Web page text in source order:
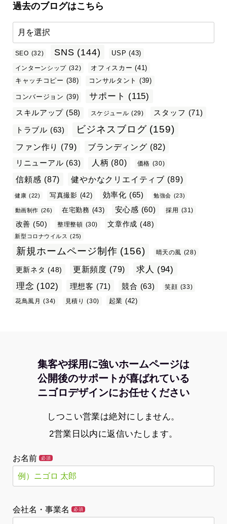
過去のブログはこちら
SEO (32) SNS (144) USP (43)
インターンシップ (32) オフィスカー (41)
キャッチコピー (38) コンサルタント (39)
コンバージョン (39) サポート (115)
スキルアップ (58) スケジュール (29) スタッフ (71)
トラブル (63) ビジネスブログ (159)
ファン作り (79) ブランディング (82)
リニューアル (63) 人柄 (80) 価格 (30)
信頼感 (87) 健やかなクリエイティブ (89)
健康 (22) 写真撮影 (42) 効率化 (65) 勉強会 (23)
動画制作 (26) 在宅勤務 (43) 安心感 (60) 採用 (31)
改善 (50) 整理整頓 (30) 文章作成 (48)
新型コロナウイルス (25)
新規ホームページ制作 (156) 晴天の風 (28)
更新ネタ (48) 更新頻度 (79) 求人 (94)
理念 (102) 理想客 (71) 競合 (63) 笑顔 (33)
花鳥風月 (34) 見積り (30) 起業 (42)
集客や採用に強いホームページは
公開後のサポートが喜ばれている
ニゴロデザインにお任せください
しつこい営業は絶対にしません。
2営業日以内に返信いたします。
お名前 必須
会社名・事業名 必須